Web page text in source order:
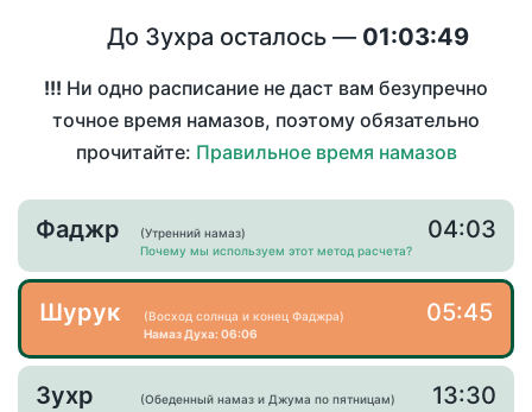
До Зухра осталось — 01:03:49
!!! Ни одно расписание не даст вам безупречно
точное время намазов, поэтому обязательно
прочитайте: Правильное время намазов
Фаджр
(Утренний намаз)
Почему мы используем этот метод расчета?
04:03
Шурук
(Восход солнца и конец Фаджра)
Намаз Духа: 06:06
05:45
Зухр (Обеденный намаз и Джума по пятницам) 13:30